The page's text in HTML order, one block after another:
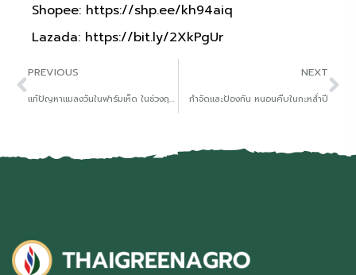
Shopee: https://shp.ee/kh94aiq
Lazada: https://bit.ly/2XkPgUr
PREVIOUS
แก้ปัญหาแมลงวันในฟาร์มเห็ด ในช่วงฤดูร้อน
NEXT
กำจัดและป้องกัน หนอนคืบในกะหล่ำปี